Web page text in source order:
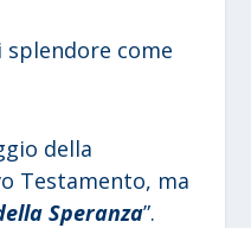
splendore come
della
Testamento, ma
Speranza”.